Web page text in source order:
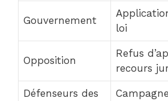
Gouvernement
loi
Opposition
Refus
recours
Défenseurs des